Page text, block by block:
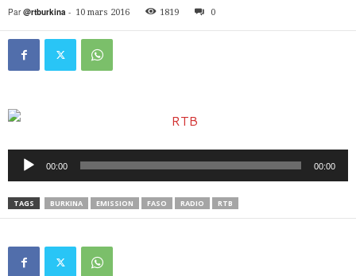
Par @rtburkina - 10 mars 2016 1819 0
Lecteur
audio
00:00 00:00
TAGS BURKINA EMISSION FASO RADIO RTB